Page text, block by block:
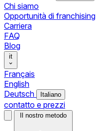
Chi siamo
Opportunità di franchising
Carriera
FAQ
Blog
it
Français
English
Deutsch
Italiano
contatto e prezzi
Il nostro metodo